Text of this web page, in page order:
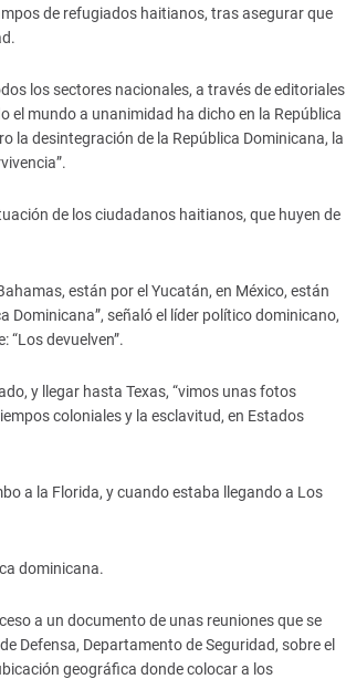
de refugiados haitianos, tras asegurar que
los sectores nacionales, a través de editoriales
el mundo a unanimidad ha dicho en la República
la desintegración de la República Dominicana, la
de los ciudadanos haitianos, que huyen de
están por el Yucatán, en México, están
Dominicana”, señaló el líder político dominicano,
“Los devuelven”.
y llegar hasta Texas, “vimos unas fotos
coloniales y la esclavitud, en Estados
a la Florida, y cuando estaba llegando a Los
dominicana.
a un documento de unas reuniones que se
Defensa, Departamento de Seguridad, sobre el
geográfica donde colocar a los